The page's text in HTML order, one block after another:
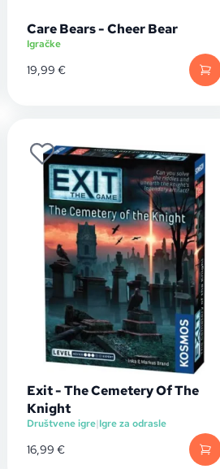
Care Bears - Cheer Bear
Igračke
19,99 €
Exit - The Cemetery Of The
Knight
Društvene igre|Igre za odrasle
16,99 €